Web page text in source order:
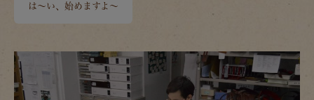
は～い、始めますよ～